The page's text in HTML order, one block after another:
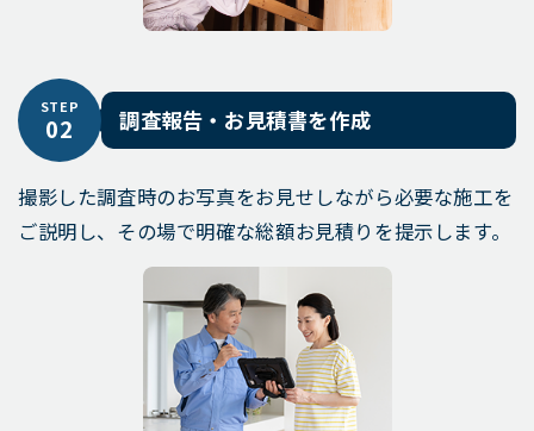
STEP
02 調査報告・お見積書を作成
撮影した調査時のお写真をお見せしながら必要な施工を
ご説明し、その場で明確な総額お見積りを提示します。